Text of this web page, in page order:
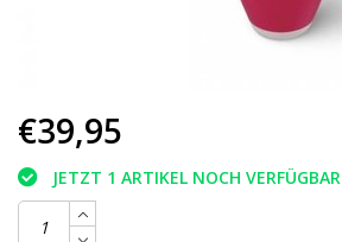
€39,95
JETZT 1 ARTIKEL NOCH VERFÜGBAR